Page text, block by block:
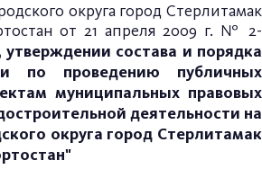
округа город Стерлитамак
от 21 апреля 2009 г. № 2-
состава и порядка
по проведению публичных
муниципальных правовых
деятельности на
округа город Стерлитамак